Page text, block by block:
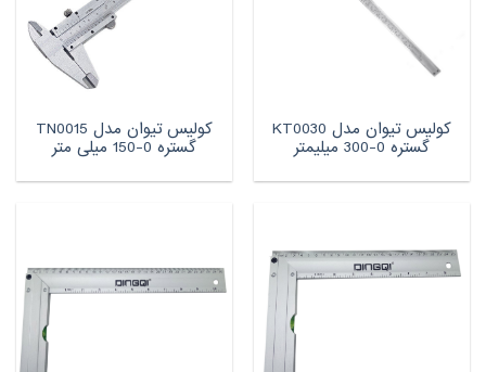
کولیس تیوان مدل KT0030
گستره 0-300 میلیمتر
کولیس تیوان مدل TN0015
گستره 0-150 میلی متر